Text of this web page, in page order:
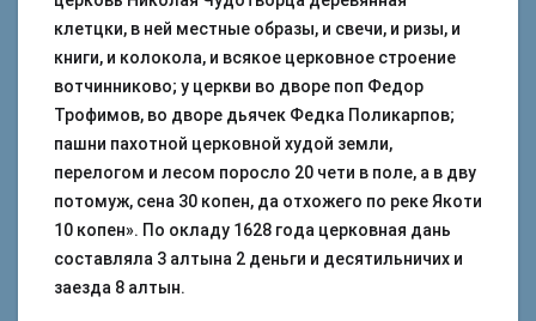
клетцки, в ней местные образы, и свечи, и ризы, и
книги, и колокола, и всякое церковное строение
вотчинниково; у церкви во дворе поп Федор
Трофимов, во дворе дьячек Федка Поликарпов;
пашни пахотной церковной худой земли,
перелогом и лесом поросло 20 чети в поле, а в дву
потомуж, сена 30 копен, да отхожего по реке Якоти
10 копен». По окладу 1628 года церковная дань
составляла 3 алтына 2 деньги и десятильничих и
заезда 8 алтын.